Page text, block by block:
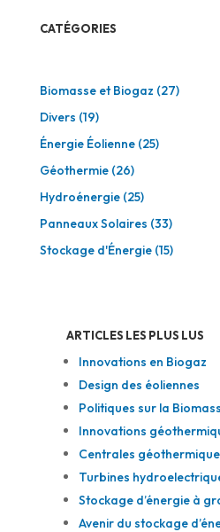
CATÉGORIES
Biomasse et Biogaz (27)
Divers (19)
Énergie Éolienne(25)
Géothermie(26)
Hydroénergie(25)
Panneaux Solaires (33)
Stockage d'Énergie(15)
ARTICLES LES PLUS LUS
Innovations en Biogaz
Design des éoliennes
Politiques sur la
Innovations
Centrales
Turbines
Stockage d’énergie à
Avenir du stockage